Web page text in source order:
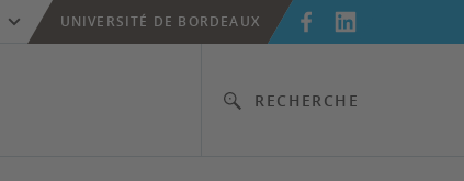
RECHERCHE
UNIVERSITÉ DE BORDEAUX